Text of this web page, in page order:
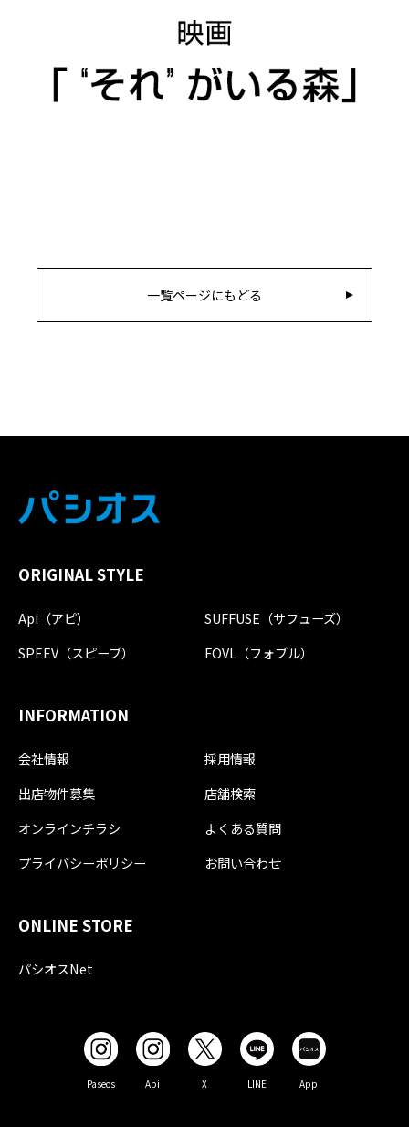
一覧ページにもどる
ORIGINAL STYLE
Api（アピ）
SUFFUSE（サフューズ）
SPEEV（スピーブ）
FOVL（フォブル）
INFORMATION
会社情報
採用情報
出店物件募集
店舗検索
オンラインチラシ
よくある質問
プライバシーポリシー
お問い合わせ
ONLINE STORE
パシオスNet
Paseos Api X LINE App